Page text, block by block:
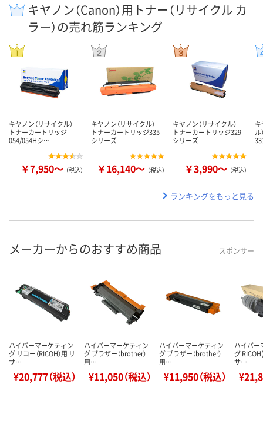
キヤノン（Canon）用トナー（リサイクル カ
ラー）の売れ筋ランキング
キヤノン（リサイクル）
トナーカートリッジ
054/054Hシ…
￥7,950～ （税込）
キヤノン（リサイクル）
トナーカートリッジ335
シリーズ
￥16,140～ （税込）
キヤノン（リサイクル）
トナーカートリッジ329
シリーズ
￥3,990～ （税込）
キ
ランキングをもっと見る
メーカーからのおすすめ商品 スポンサー
ハイパーマーケティン
グ リコー（RICOH）用 リ
サ…
¥20,777（税込）
ハイパーマーケティン
グ ブラザー（brother）
用…
¥11,050（税込）
ハイパーマーケティン
グ ブラザー（brother）
用…
¥11,950（税込）
ハイパー
グ
サ…